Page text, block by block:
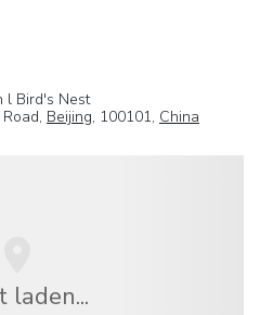
l Bird's Nest
Beijing, 100101, China
laden...